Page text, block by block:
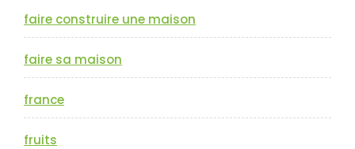
faire construire une maison
faire sa maison
france
fruits